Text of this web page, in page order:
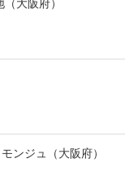
大阪府）
ンジュ（大阪府）